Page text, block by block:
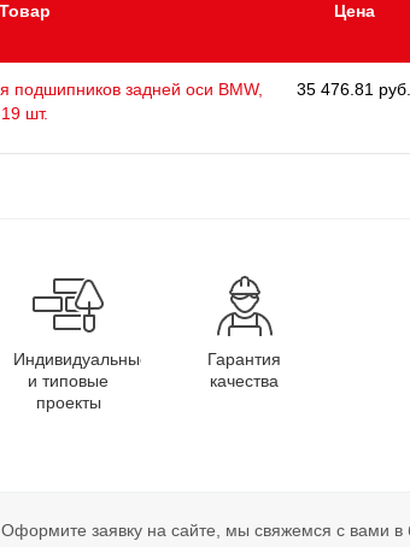
Товар Цена
подшипников задней оси BMW,
19 шт.
35 476.81 руб.
Индивидуальные
и типовые
проекты
Гарантия
качества
Оформите заявку на сайте, мы свяжемся с вами